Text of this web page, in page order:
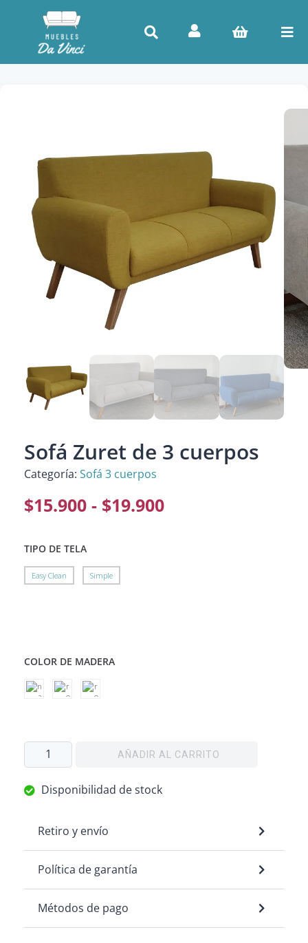
Sofá Zuret de 3 cuerpos
Categoría: Sofá 3 cuerpos
$15.900 - $19.900
TIPO DE TELA
Easy Clean Simple
COLOR DE MADERA
AÑADIR AL CARRITO
Disponibilidad de stock
Retiro y envío
Política de garantía
Métodos de pago